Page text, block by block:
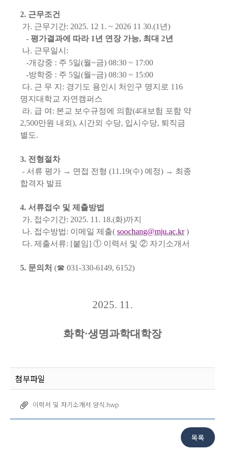
2. 근무조건
가. 근무기간: 2025. 12 1. ~ 2026 11 30.(1 년)
- 평가결과에 따라 1 년 연장 가능, 최대 2년
나. 근무일시 :
-개강중 : 주 5일(월~금) 08:30 ~ 17:00
-방학중 : 주 5일(월~금) 08:30 ~ 15:00
다. 근 무 지 : 경기도 용인시 처인구 명지로 116
명지대학교 자연캠퍼스
라. 급 여 : 본교 보수규정에 의함(4대보험 포함 약
2,500만원 내외 ), 시간외 수당, 입시수당, 퇴직금
별도.
3. 전형절차
- 서류 평가 → 면접 전형 (11.19(수) 예정) → 최종
합격자 발표
4. 서류접수 및 제출방법
가. 접수기간: 2025. 11. 18.(화)까지
나. 접수방법: 이메일 제출( soochang@mju.ac.kr )
다. 제출서류: [붙임] ① 이력서 및 ② 자기소개서
5. 문의처 (☎ 031-330-6149, 6152)
2025. 11.
화학·생명과학대학장
첨부파일
이력서 및 자기소개서 양식.hwp